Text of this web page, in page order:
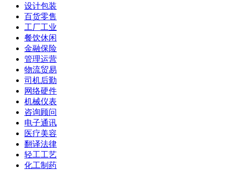
设计包装
百货零售
工厂工业
餐饮休闲
金融保险
管理运营
物流贸易
司机后勤
网络硬件
机械仪表
咨询顾问
电子通讯
医疗美容
翻译法律
轻工工艺
化工制药